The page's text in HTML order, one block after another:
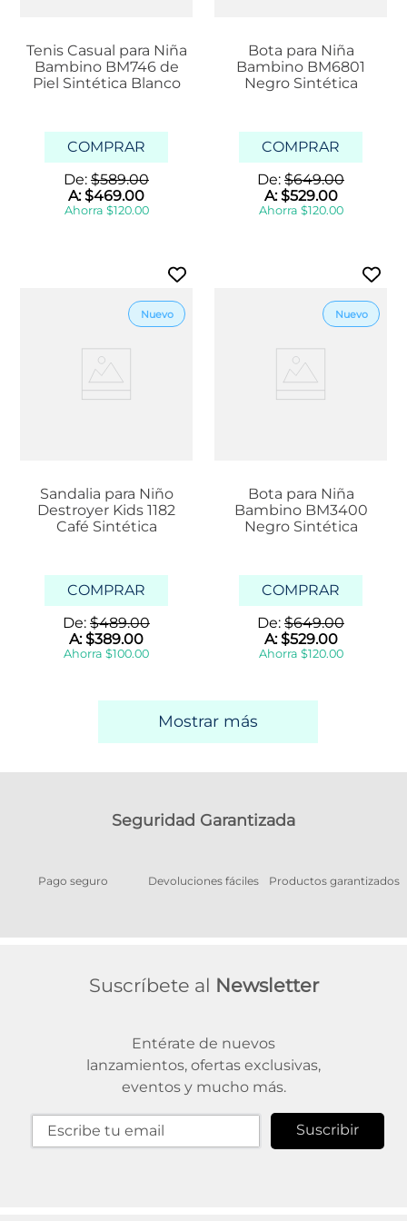
Tenis Casual para Niña
Bambino BM746 de
Piel Sintética Blanco
COMPRAR
De: $589.00
A:$469.00
Ahorra $120.00
Bota para Niña
Bambino BM6801
Negro Sintética
COMPRAR
De: $649.00
A:$529.00
Ahorra $120.00
Sandalia para Niño
Destroyer Kids 1182
Café Sintética
COMPRAR
De: $489.00
A:$389.00
Ahorra $100.00
Bota para Niña
Bambino BM3400
Negro Sintética
COMPRAR
De: $649.00
A:$529.00
Ahorra $120.00
Mostrar más
Seguridad Garantizada
Pago seguro Devoluciones fáciles Productos garantizados
Suscríbete al Newsletter
Entérate de nuevos
lanzamientos, ofertas exclusivas,
eventos y mucho más.
Suscribir